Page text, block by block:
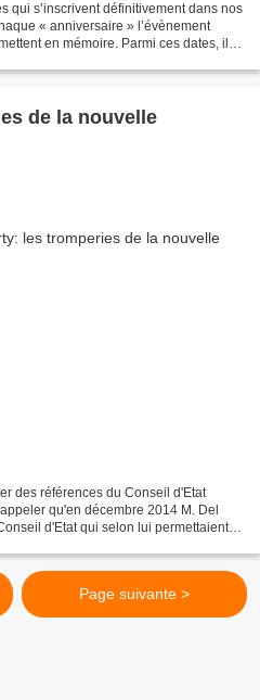
qui s’inscrivent définitivement dans nos
« anniversaire » l’évènement
en mémoire. Parmi ces dates, il
de la nouvelle
des références du Conseil d'Etat
qu'en décembre 2014 M. Del
d'Etat qui selon lui permettaient
Page suivante >